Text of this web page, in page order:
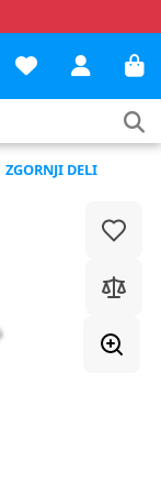
ZGORNJI DELI